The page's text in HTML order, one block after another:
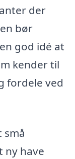
der
bør
god idé at
kender til
fordele ved
små
ny have